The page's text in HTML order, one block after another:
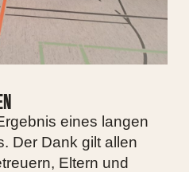
eines langen
Der Dank gilt allen
Eltern und